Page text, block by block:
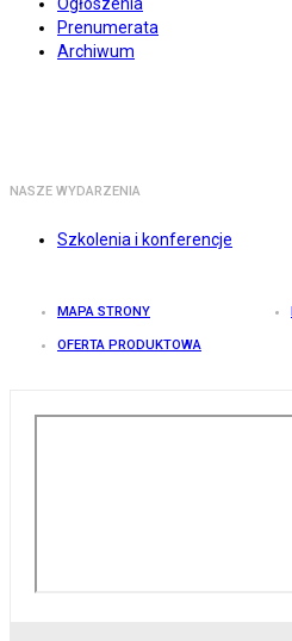
Prenumerata
Archiwum
NASZE WYDARZENIA
Szkolenia i konferencje
MAPA STRONY
OFERTA PRODUKTOWA